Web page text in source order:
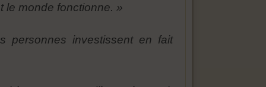
le monde fonctionne. »
personnes investissent en fait